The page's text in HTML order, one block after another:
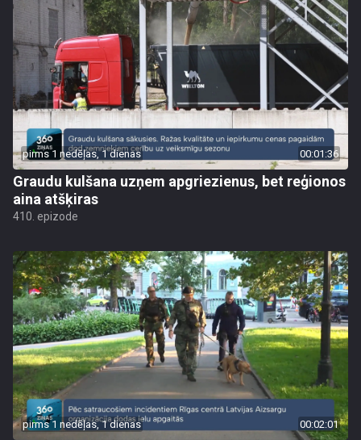
pirms 1 nedēļas, 1 dienas 00:01:36
Graudu kulšana uzņem apgriezienus, bet reģionos
aina atšķiras
410. epizode
pirms 1 nedēļas, 1 dienas 00:02:01